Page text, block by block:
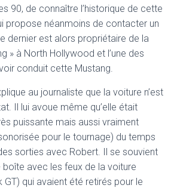
90, de connaître l’historique de cette
propose néanmoins de contacter un
dernier est alors propriétaire de la
» à North Hollywood et l’une des
conduit cette Mustang.
au journaliste que la voiture n’est
Il lui avoue même qu’elle était
puissante mais aussi vraiment
pour le tournage) du temps
sorties avec Robert. Il se souvient
avec les feux de la voiture
qui avaient été retirés pour le